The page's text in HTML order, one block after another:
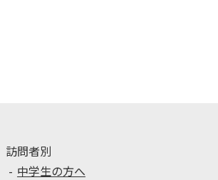
訪問者別
中学生の方へ